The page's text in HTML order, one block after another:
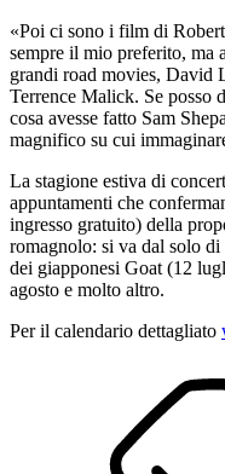
«Poi ci sono i film di
sempre il mio preferito, ma
grandi road movies, David
Terrence Malick. Se posso
cosa avesse fatto Sam
magnifico su cui
La stagione estiva di
appuntamenti che
ingresso gratuito) della
romagnolo: si va dal solo
dei giapponesi Goat (12
agosto e molto altro.
Per il calendario dettagliato